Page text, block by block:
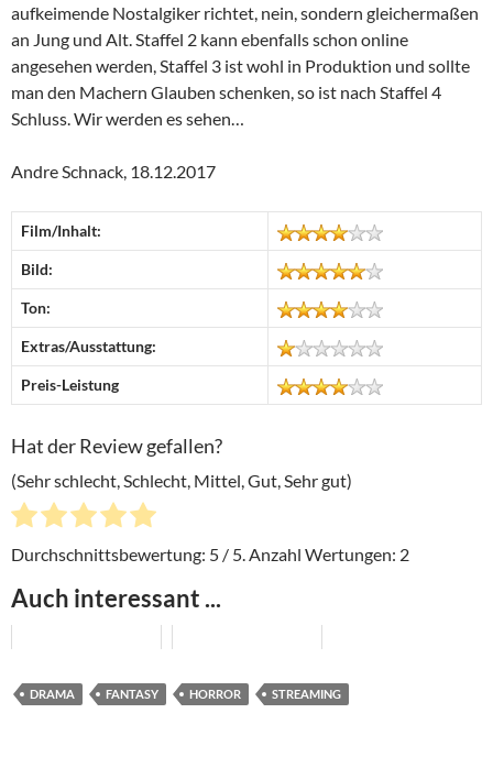
aufkeimende Nostalgiker richtet, nein, sondern gleichermaßen
an Jung und Alt. Staffel 2 kann ebenfalls schon online
angesehen werden, Staffel 3 ist wohl in Produktion und sollte
man den Machern Glauben schenken, so ist nach Staffel 4
Schluss. Wir werden es sehen…
Andre Schnack, 18.12.2017
Film/Inhalt:
Bild:
Ton:
Extras/Ausstattung:
Preis-Leistung
Hat der Review gefallen?
(Sehr schlecht, Schlecht, Mittel, Gut, Sehr gut)
Durchschnittsbewertung: 5 / 5. Anzahl Wertungen: 2
Auch interessant ...
DRAMA FANTASY HORROR STREAMING